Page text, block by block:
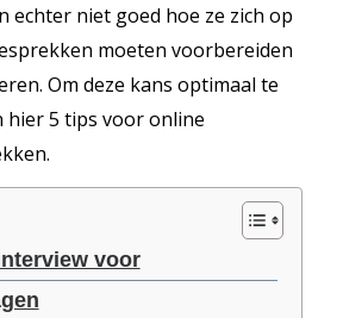
echter niet goed hoe ze zich op
moeten voorbereiden
Om deze kans optimaal te
hier 5 tips voor online
voor